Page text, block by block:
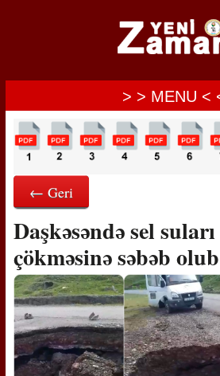
> > MENU <
← Geri
Daşkəsəndə sel
çökməsinə səbəb